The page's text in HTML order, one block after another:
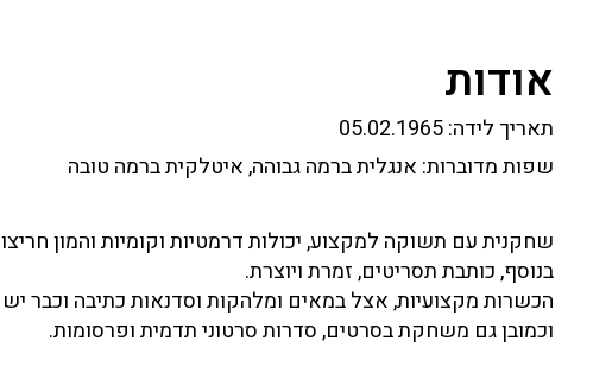
אודות
תאריך לידה:
שפות מדוברות: אנגלית ברמה גבוהה, איטלקית ברמה טובה
שחקנית עם תשוקה למקצוע, יכולות דרמטיות וקומיות והמון
בנוסף, כותבת תסריטים, זמרת ויוצרת.
הכשרות מקצועיות, אצל במאים ומלהקות וסדנאות כתיבה וכבר יש
וכמובן גם משחקת בסרטים, סדרות סרטוני תדמית ופרסומות.